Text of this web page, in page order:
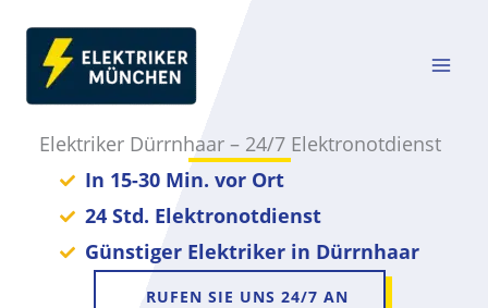
Inhalt
springen
Elektriker Dürrnhaar – 24/7 Elektronotdienst
In 15-30 Min. vor Ort
24 Std. Elektronotdienst
Günstiger Elektriker in Dürrnhaar
RUFEN SIE UNS 24/7 AN